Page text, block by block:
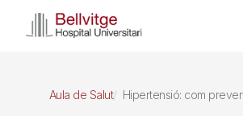
Aula de Salut Hipertensió: com